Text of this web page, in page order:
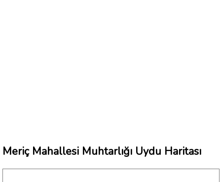
Meriç Mahallesi Muhtarlığı Uydu Haritası